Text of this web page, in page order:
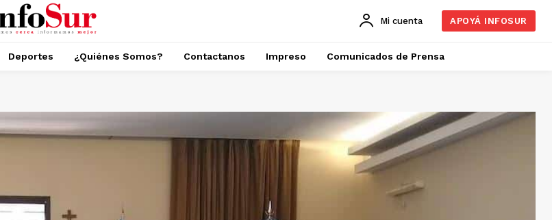
Mi cuenta APOYÁ INFOSUR
Deportes ¿Quiénes Somos? Contactanos Impreso Comunicados de Prensa